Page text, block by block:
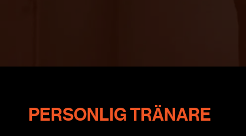
PERSONLIG TRÄNARE